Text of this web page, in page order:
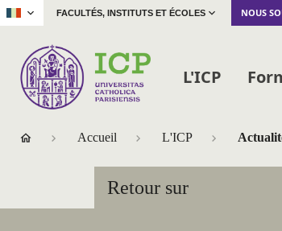
| FACULTÉS, INSTITUTS ET ÉCOLES NOUS
L'ICP
Accueil L'ICP
Retour sur